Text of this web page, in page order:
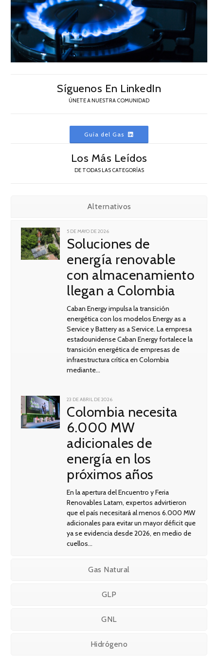
Síguenos En LinkedIn
ÚNETE A NUESTRA COMUNIDAD
Guía del Gas
Los Más Leídos
DE TODAS LAS CATEGORÍAS
Alternativos
POSTED
ON
5 DE MAYO DE 2026
MAYO
2026
Soluciones de
energía renovable
con almacenamiento
llegan a Colombia
Caban Energy impulsa la transición
energética con los modelos Energy as a
Service y Battery as a Service. La empresa
estadounidense Caban Energy fortalece la
transición energética de empresas de
infraestructura crítica en Colombia
mediante…
POSTED
ON
23 DE ABRIL DE 2026
DE
ABRIL
DE
2026
Colombia necesita
6.000 MW
adicionales de
energía en los
próximos años
En la apertura del Encuentro y Feria
Renovables Latam, expertos advirtieron
que el país necesitará al menos 6.000 MW
adicionales para evitar un mayor déficit que
ya se evidencia desde 2026, en medio de
cuellos…
Gas Natural
GLP
GNL
Hidrógeno